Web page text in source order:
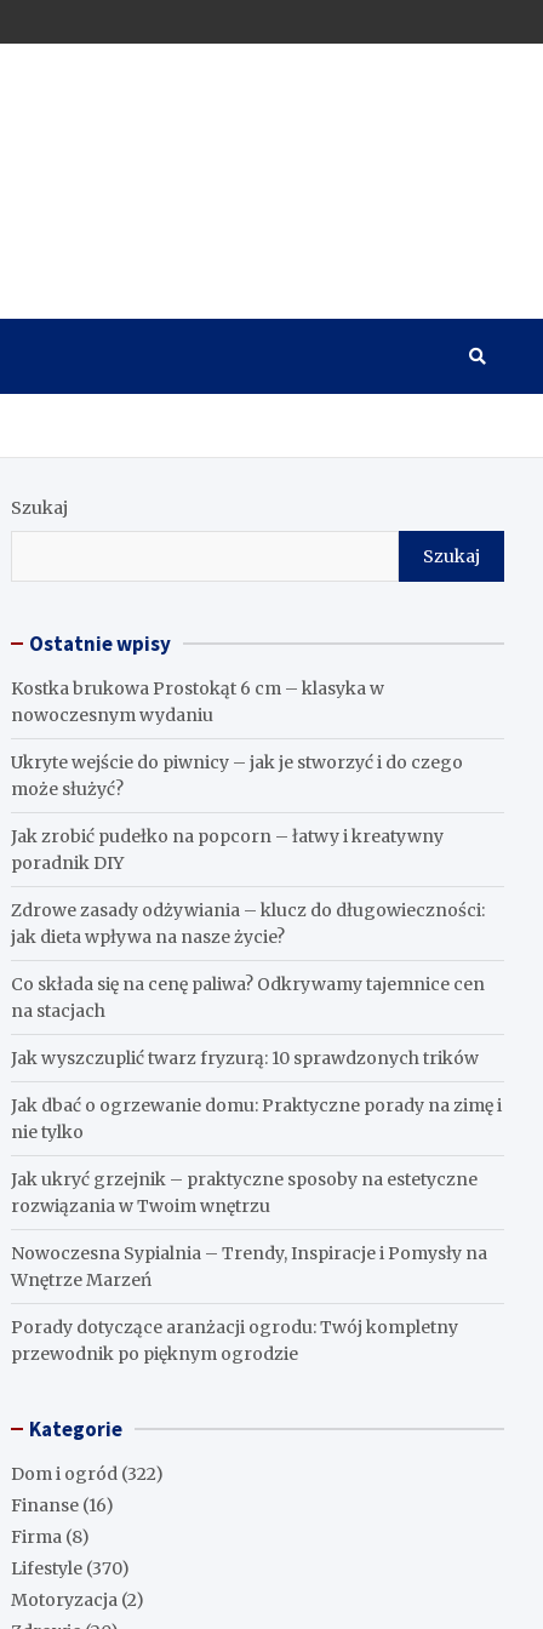
Szukaj
Szukaj
Ostatnie wpisy
Kostka brukowa Prostokąt 6 cm – klasyka w
nowoczesnym wydaniu
Ukryte wejście do piwnicy – jak je stworzyć i do czego
może służyć?
Jak zrobić pudełko na popcorn – łatwy i kreatywny
poradnik DIY
Zdrowe zasady odżywiania – klucz do długowieczności:
jak dieta wpływa na nasze życie?
Co składa się na cenę paliwa? Odkrywamy tajemnice cen
na stacjach
Jak wyszczuplić twarz fryzurą: 10 sprawdzonych trików
Jak dbać o ogrzewanie domu: Praktyczne porady na zimę i
nie tylko
Jak ukryć grzejnik – praktyczne sposoby na estetyczne
rozwiązania w Twoim wnętrzu
Nowoczesna Sypialnia – Trendy, Inspiracje i Pomysły na
Wnętrze Marzeń
Porady dotyczące aranżacji ogrodu: Twój kompletny
przewodnik po pięknym ogrodzie
Kategorie
Dom i ogród (322)
Finanse (16)
Firma (8)
Lifestyle (370)
Motoryzacja (2)